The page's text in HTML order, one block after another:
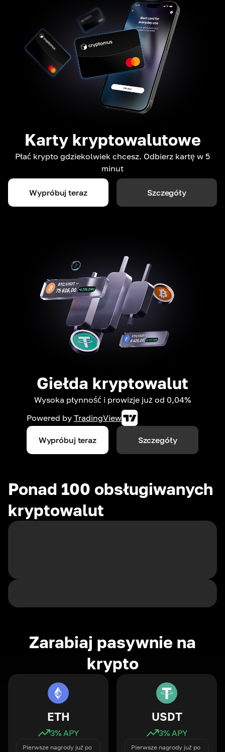
Karty kryptowalutowe
Płać krypto gdziekolwiek chcesz. Odbierz kartę w 5
minut
Wypróbuj teraz Szczegóły
Giełda kryptowalut
Wysoka płynność i prowizje już od 0,04%
Powered by TradingView
Wypróbuj teraz Szczegóły
Ponad 100 obsługiwanych
kryptowalut
Zarabiaj pasywnie na
krypto
ETH
3% APY
Pierwsze nagrody już po
USDT
3% APY
Pierwsze nagrody już po